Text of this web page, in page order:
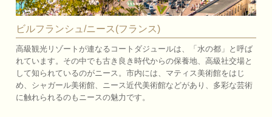
ビルフランシュ/ニース(フランス)
高級観光リゾートが連なるコートダジュールは、「水の都」と呼ば
れています。その中でも古き良き時代からの保養地、高級社交場と
して知られているのがニース。市内には、マティス美術館をはじ
め、シャガール美術館、ニース近代美術館などがあり、多彩な芸術
に触れられるのもニースの魅力です。